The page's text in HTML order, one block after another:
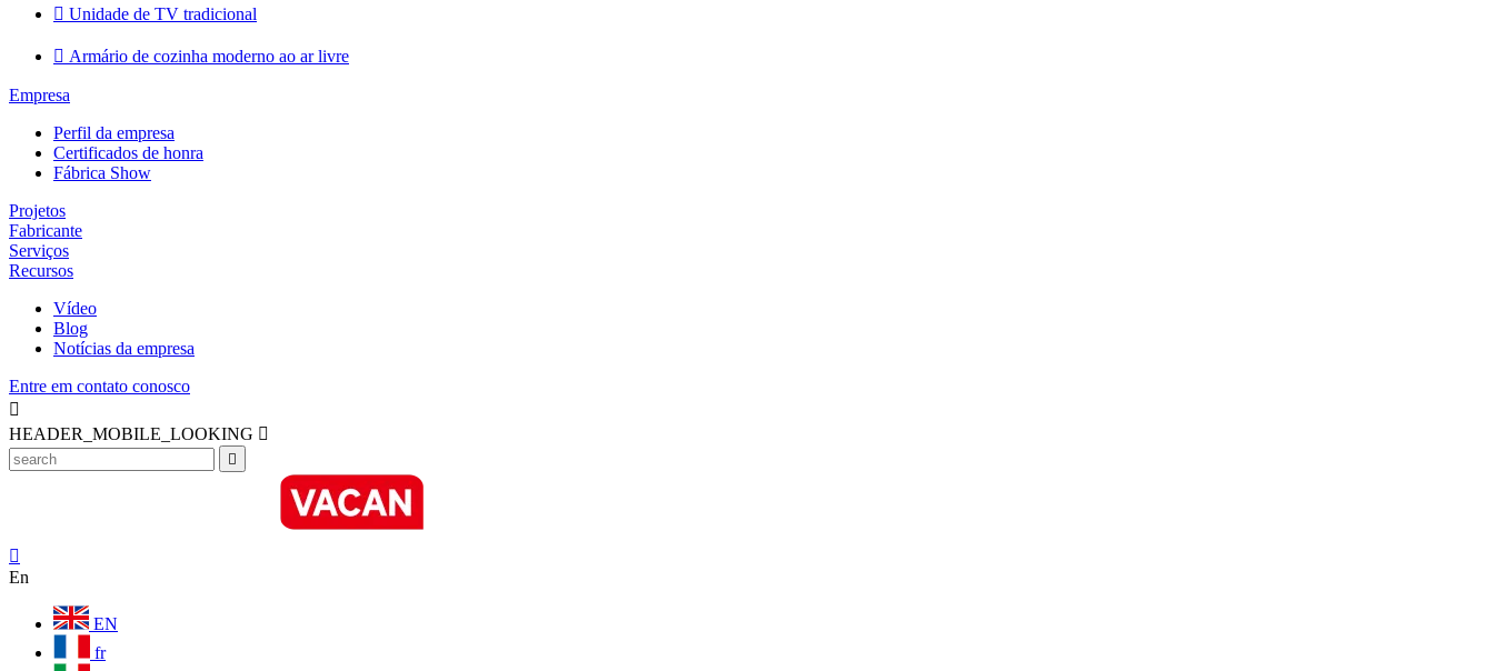
 Unidade de TV tradicional
 Armário de cozinha moderno ao ar livre
Empresa
Perfil da empresa
Certificados de honra
Fábrica Show
Projetos
Fabricante
Serviços
Recursos
Vídeo
Blog
Notícias da empresa
Entre em contato conosco

HEADER_MOBILE_LOOKING 


En
EN
fr